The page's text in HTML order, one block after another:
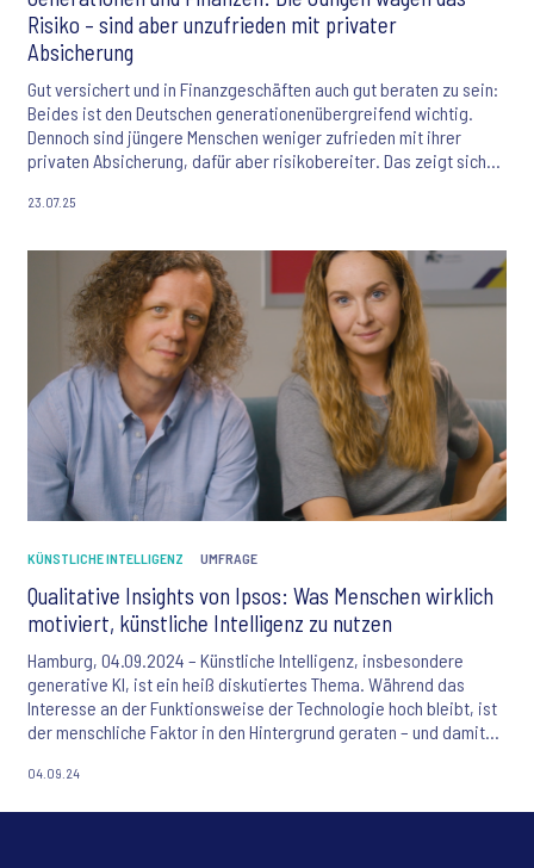
Risiko – sind aber unzufrieden mit privater
Absicherung
Gut versichert und in Finanzgeschäften auch gut beraten zu sein:
Beides ist den Deutschen generationenübergreifend wichtig.
Dennoch sind jüngere Menschen weniger zufrieden mit ihrer
privaten Absicherung, dafür aber risikobereiter. Das zeigt sich
zum Finanzverhalten der verschiedenen Generationen mit Daten
23.07.25
KÜNSTLICHE INTELLIGENZ UMFRAGE
Qualitative Insights von Ipsos: Was Menschen wirklich
motiviert, künstliche Intelligenz zu nutzen
Hamburg, 04.09.2024 – Künstliche Intelligenz, insbesondere
generative KI, ist ein heiß diskutiertes Thema. Während das
Interesse an der Funktionsweise der Technologie hoch bleibt, ist
der menschliche Faktor in den Hintergrund geraten – und damit
einsetzen?
04.09.24